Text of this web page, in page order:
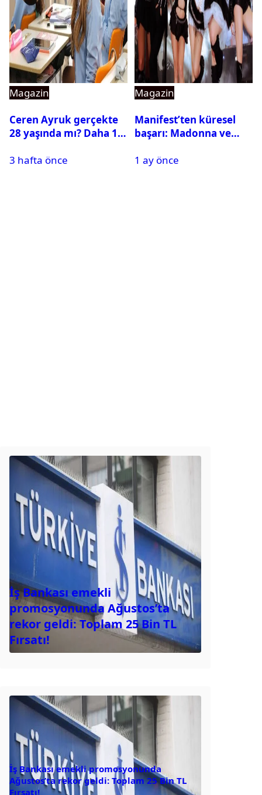
Magazin
Ceren Ayruk gerçekte
28 yaşında mı? Daha 17
3 hafta önce
Magazin
Manifest’ten küresel
başarı: Madonna ve
bıraktı
1 ay önce
İş Bankası emekli
promosyonunda Ağustos’ta
rekor geldi: Toplam 25 Bin TL
Fırsatı!
İş Bankası emekli promosyonunda
Ağustos’ta rekor geldi: Toplam 25 Bin TL
Fırsatı!